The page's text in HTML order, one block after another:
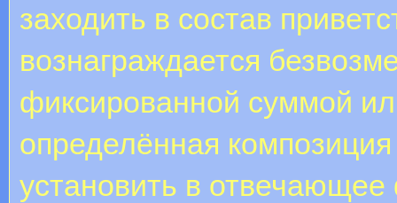
заходить в состав
вознаграждается
фиксированной суммой
определённая
установить в